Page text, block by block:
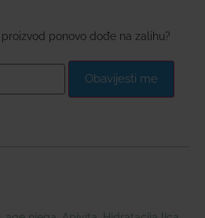
ponovo dođe na zalihu?
Obavijesti me